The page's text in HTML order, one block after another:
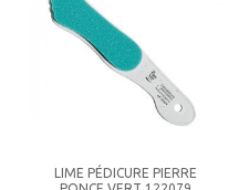
LIME PÉDICURE PIERRE